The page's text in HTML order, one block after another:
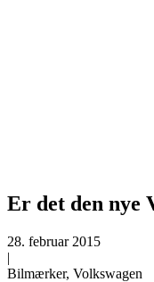
Er det den nye
28. februar 2015
|
Bilmærker, Volkswagen